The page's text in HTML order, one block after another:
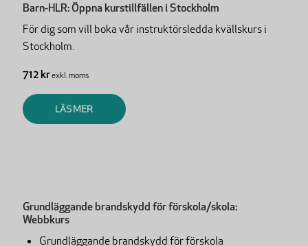
Barn-HLR: Öppna kurstillfällen i Stockholm
För dig som vill boka vår instruktörsledda kvällskurs i
Stockholm.
712 krexkl. moms
LÄS MER
Grundläggande brandskydd för förskola/skola:
Webbkurs
Grundläggande brandskydd för förskola